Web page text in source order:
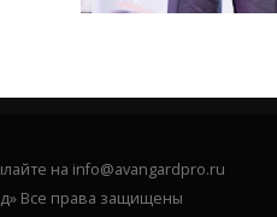
на info@avangardpro.ru
Все права защищены